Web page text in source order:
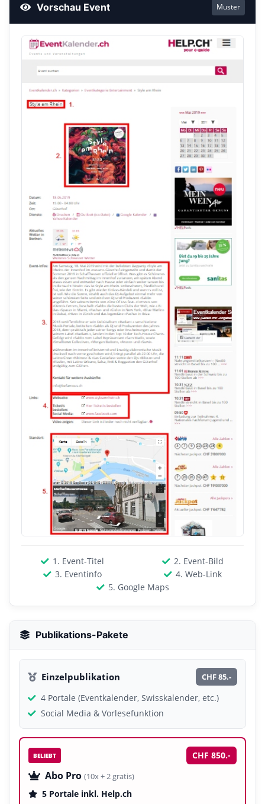
Vorschau Event Muster
1. Event-Titel
2. Event-Bild
3. Eventinfo
4. Web-Link
5. Google Maps
Publikations-Pakete
Einzelpublikation CHF 85.-
4 Portale (Eventkalender, Swisskalender, etc.)
Social Media & Vorlesefunktion
BELIEBT CHF 850.-
Abo Pro (10x + 2 gratis)
5 Portale inkl. Help.ch